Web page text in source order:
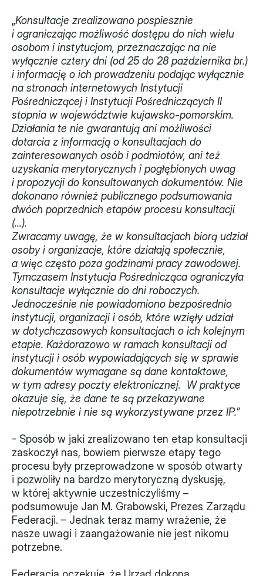
Członkostwo
Procedura
Monitorujemy
Działania z ostatnich lat
Sprawy
Forum Dobrego Prawa
Certyfikujemy
Certyfikat
Edycja 2024
Laureaci
„Konsultacje zrealizowano pospiesznie
i ograniczając możliwość dostępu do nich wielu
osobom i instytucjom, przeznaczając na nie
wyłącznie cztery dni (od 25 do 28 października br.)
i informację o ich prowadzeniu podając wyłącznie
na stronach internetowych Instytucji
Pośredniczącej i Instytucji Pośredniczących II
stopnia w województwie kujawsko-pomorskim.
Działania te nie gwarantują ani możliwości
dotarcia z informacją o konsultacjach do
zainteresowanych osób i podmiotów, ani też
uzyskania merytorycznych i pogłębionych uwag
i propozycji do konsultowanych dokumentów. Nie
dokonano również publicznego podsumowania
dwóch poprzednich etapów procesu konsultacji
(…).
Zwracamy uwagę, że w konsultacjach biorą udział
osoby i organizacje, które działają społecznie,
a więc często poza godzinami pracy zawodowej.
Tymczasem Instytucja Pośrednicząca ograniczyła
konsultacje wyłącznie do dni roboczych.
Jednocześnie nie powiadomiono bezpośrednio
instytucji, organizacji i osób, które wzięły udział
w dotychczasowych konsultacjach o ich kolejnym
etapie. Każdorazowo w ramach konsultacji od
instytucji i osób wypowiadających się w sprawie
dokumentów wymagane są dane kontaktowe,
w tym adresy poczty elektronicznej.  W praktyce
okazuje się, że dane te są przekazywane
niepotrzebnie i nie są wykorzystywane przez IP.”
- Sposób w jaki zrealizowano ten etap konsultacji
zaskoczył nas, bowiem pierwsze etapy tego
procesu były przeprowadzone w sposób otwarty
i pozwoliły na bardzo merytoryczną dyskusję,
w której aktywnie uczestniczyliśmy –
podsumowuje Jan M. Grabowski, Prezes Zarządu
Federacji. – Jednak teraz mamy wrażenie, że
nasze uwagi i zaangażowanie nie jest nikomu
potrzebne.